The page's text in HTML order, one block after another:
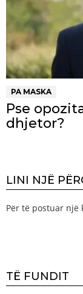
PA MASKA
Pse
dhjetor?
LINI NJË
Për të postuar një
TË FUNDIT